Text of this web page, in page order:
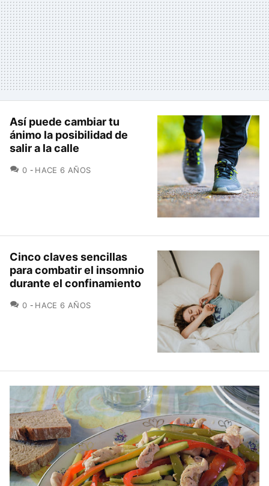
Así puede cambiar tu
ánimo la posibilidad de
salir a la calle
0 COMENTARIOS
HACE 6 AÑOS
Cinco claves sencillas
para combatir el insomnio
durante el confinamiento
0 COMENTARIOS
HACE 6 AÑOS